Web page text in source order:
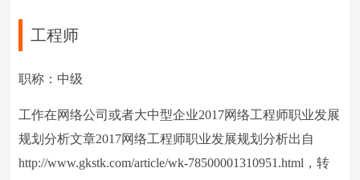
工程师
职称：中级
工作在网络公司或者大中型企业2017网络工程师职业发展
规划分析文章2017网络工程师职业发展规划分析出自
http://www.gkstk.com/article/wk-78500001310951.html，转